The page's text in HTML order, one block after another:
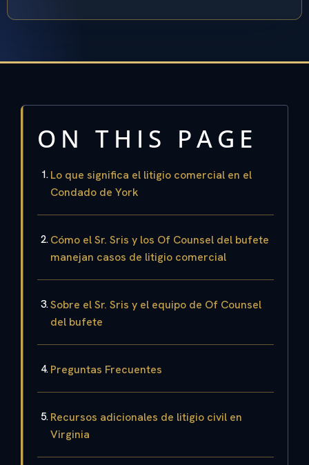
ON THIS PAGE
Lo que significa el litigio comercial en el
Condado de York
Cómo el Sr. Sris y los Of Counsel del bufete
manejan casos de litigio comercial
Sobre el Sr. Sris y el equipo de Of Counsel
del bufete
Preguntas Frecuentes
Recursos adicionales de litigio civil en
Virginia